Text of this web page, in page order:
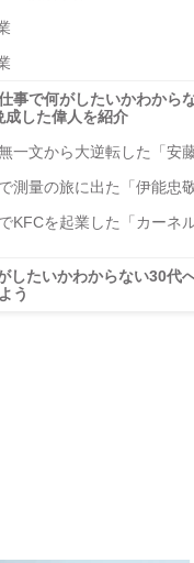
事で何がしたいかわから
成した偉人を紹介
一文から大逆転した「安藤
測量の旅に出た「伊能忠敬
KFCを起業した「カーネ
したいかわからない30代
う